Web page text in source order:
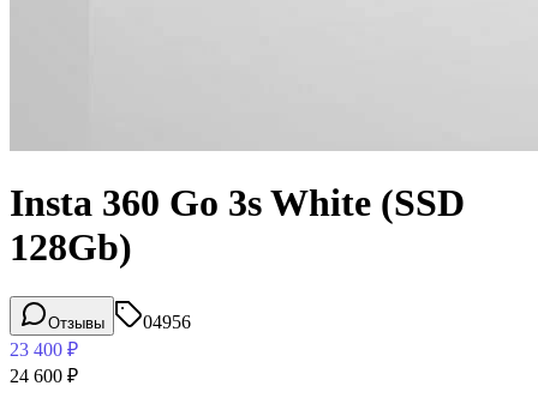
Insta 360 Go 3s White (SSD
128Gb)
Отзывы
04956
23 400 ₽
24 600 ₽